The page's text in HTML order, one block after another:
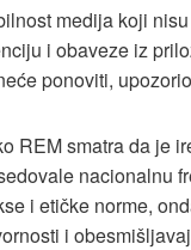
medija koji
i obaveze iz
ponoviti,
REM smatra da je
nacionalnu
i etičke norme,
i